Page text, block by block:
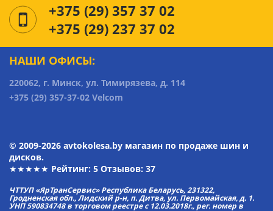
+375 (29) 357 37 02
+375 (29) 237 37 02
НАШИ ОФИСЫ:
220062, г. Минск, ул. Тимирязева, д. 114
+375 (29) 357-37-02 Velcom
© 2009-2026 avtokolesa.by магазин по продаже шин и
дисков.
★★★★★ Рейтинг: 5 Отзывов: 37
ЧТТУП «ЯрТранСервис» Республика Беларусь, 231322,
Гродненская обл., Лидский р-н, п. Дитва, ул. Первомайская, д. 1.
УНП 590834748 в торговом реестре с 12.03.2018г., рег. номер в